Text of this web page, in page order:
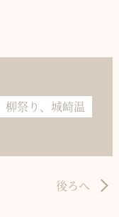
柳祭り、城崎温
後ろへ